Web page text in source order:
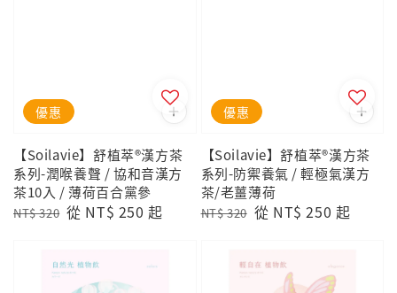
優惠
【Soilavie】舒植萃®漢方茶
系列-潤喉養聲 / 協和音漢方
茶10入 / 薄荷百合黨參
Regular
NT$ 320 Sale
從 NT$ 250 起
優惠
【Soilavie】舒植萃®漢方茶
系列-防禦養氣 / 輕極氣漢方
茶/老薑薄荷
Regular
NT$ 320 Sale
從 NT$ 250 起